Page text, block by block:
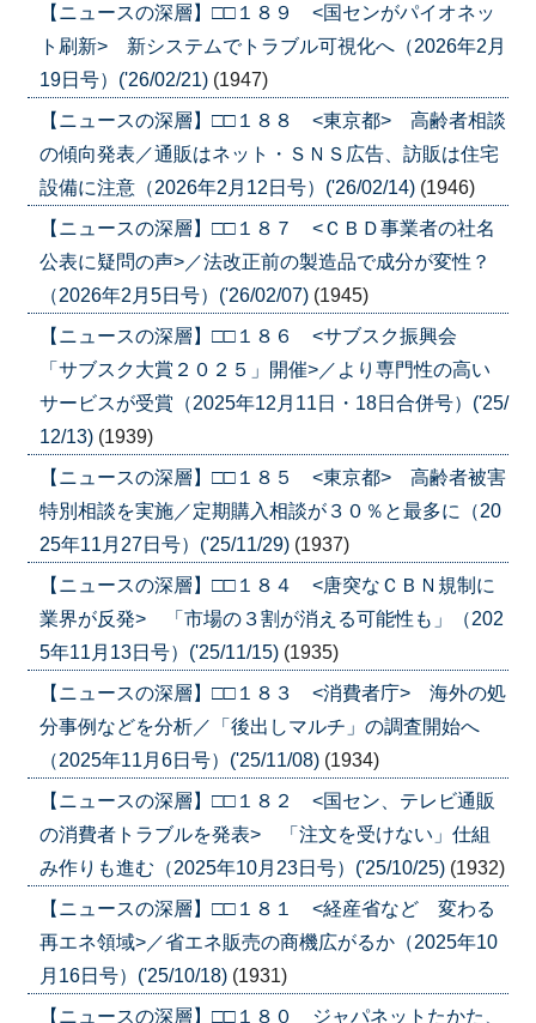
【ニュースの深層】□□１８９ <国センがパイオネッ
ト刷新> 新システムでトラブル可視化へ（2026年2月
19日号）('26/02/21) (1947)
【ニュースの深層】□□１８８ <東京都> 高齢者相談
の傾向発表／通販はネット・ＳＮＳ広告、訪販は住宅
設備に注意（2026年2月12日号）('26/02/14) (1946)
【ニュースの深層】□□１８７ <ＣＢＤ事業者の社名
公表に疑問の声>／法改正前の製造品で成分が変性？
（2026年2月5日号）('26/02/07) (1945)
【ニュースの深層】□□１８６ <サブスク振興会
「サブスク大賞２０２５」開催>／より専門性の高い
サービスが受賞（2025年12月11日・18日合併号）('25/
12/13) (1939)
【ニュースの深層】□□１８５ <東京都> 高齢者被害
特別相談を実施／定期購入相談が３０％と最多に（20
25年11月27日号）('25/11/29) (1937)
【ニュースの深層】□□１８４ <唐突なＣＢＮ規制に
業界が反発> 「市場の３割が消える可能性も」（202
5年11月13日号）('25/11/15) (1935)
【ニュースの深層】□□１８３ <消費者庁> 海外の処
分事例などを分析／「後出しマルチ」の調査開始へ
（2025年11月6日号）('25/11/08) (1934)
【ニュースの深層】□□１８２ <国セン、テレビ通販
の消費者トラブルを発表> 「注文を受けない」仕組
み作りも進む（2025年10月23日号）('25/10/25) (1932)
【ニュースの深層】□□１８１ <経産省など 変わる
再エネ領域>／省エネ販売の商機広がるか（2025年10
月16日号）('25/10/18) (1931)
【ニュースの深層】□□１８０ ジャパネットたかた、